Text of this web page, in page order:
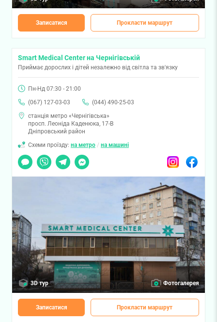
Записатися Прокласти маршрут
Smart Medical Center на Чернігівській
Приймає дорослих і дітей незалежно від світла та зв'язку
Пн-Нд 07:30 - 21:00
(067) 127-03-03
(044) 490-25-03
станція метро «Чернігівська»
просп. Леоніда Каденюка, 17-В
Дніпровський район
Схеми проїзду: на метро / на машині
Чат
Viber TelegramMessenger InstagramFacebook
3D тур Фотогалерея
Записатися Прокласти маршрут